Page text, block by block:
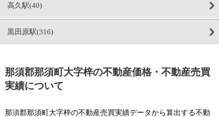
高久駅(40)
黒田原駅(316)
那須郡那須町大字梓の不動産価格・不動産売買
実績について
那須郡那須町大字梓の不動産売買実績データから算出する不動